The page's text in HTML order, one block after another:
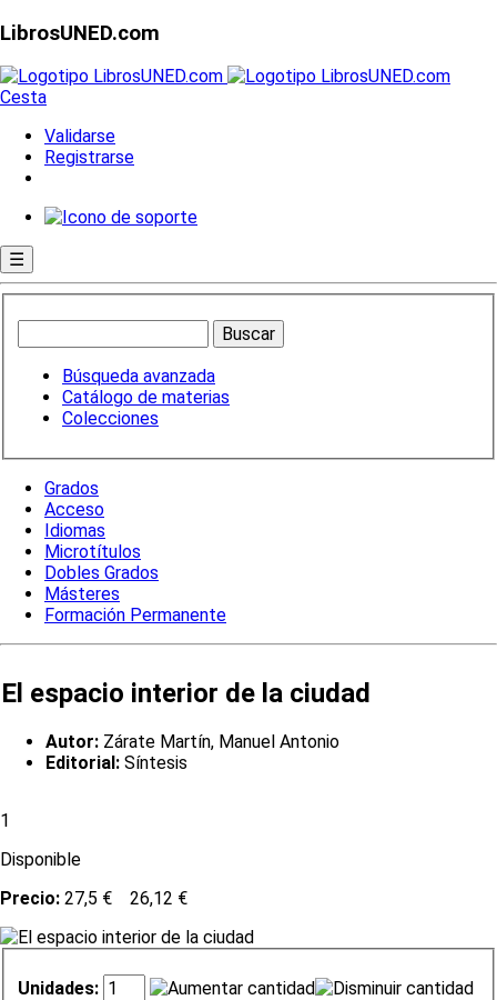
LibrosUNED.com
Cesta
Validarse
Registrarse
☰
Búsqueda avanzada
Catálogo de materias
Colecciones
Grados
Acceso
Idiomas
Microtítulos
Dobles Grados
Másteres
Formación Permanente
El espacio interior de la ciudad
Autor: Zárate Martín, Manuel Antonio
Editorial: Síntesis
1
Disponible
Precio: 27,5 € 26,12 €
Unidades: